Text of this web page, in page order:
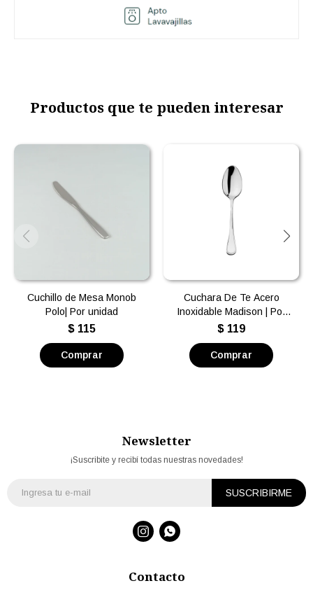
Productos que te pueden interesar
Cuchillo de Mesa Monob
Polo| Por unidad
$ 115
Cuchara De Te Acero
Inoxidable Madison | Por
unidad
$ 119
Contacto
Newsletter
¡Suscribite y recibí todas nuestras novedades!
SUSCRIBIRME
 